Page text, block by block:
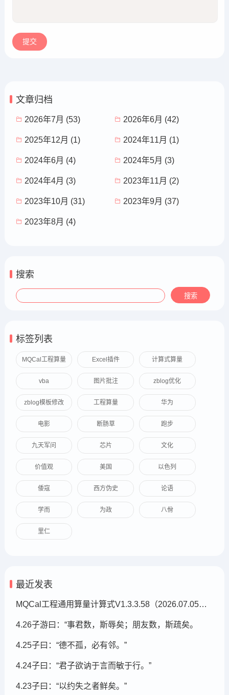
文章归档
2026年7月 (53) 2026年6月 (42)
2025年12月 (1) 2024年11月 (1)
2024年6月 (4) 2024年5月 (3)
2024年4月 (3) 2023年11月 (2)
2023年10月 (31) 2023年9月 (37)
2023年8月 (4)
搜索
标签列表
MQCal工程算量 Excel插件 计算式算量
vba 图片批注 zblog优化
zblog模板修改 工程算量 华为
电影 断肠草 跑步
九天军问 芯片 文化
价值观 美国 以色列
倭寇 西方伪史 论语
学而 为政 八佾
里仁
最近发表
MQCal工程通用算量计算式V1.3.3.58（2026.07.05发布）
4.26子游曰：“事君数，斯辱矣；朋友数，斯疏矣。
4.25子曰：“德不孤，必有邻。”
4.24子曰：“君子欲讷于言而敏于行。”
4.23子曰：“以约失之者鲜矣。”